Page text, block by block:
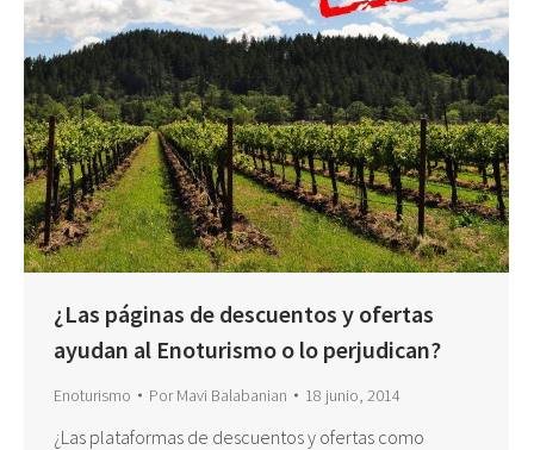
¿Las páginas de descuentos y ofertas
ayudan al Enoturismo o lo perjudican?
Enoturismo PorMavi Balabanian 18 junio, 2014
¿Las plataformas de descuentos y ofertas como